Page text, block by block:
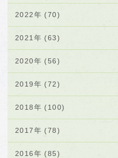
2022年 (70)
2021年 (63)
2020年 (56)
2019年 (72)
2018年 (100)
2017年 (78)
2016年 (85)